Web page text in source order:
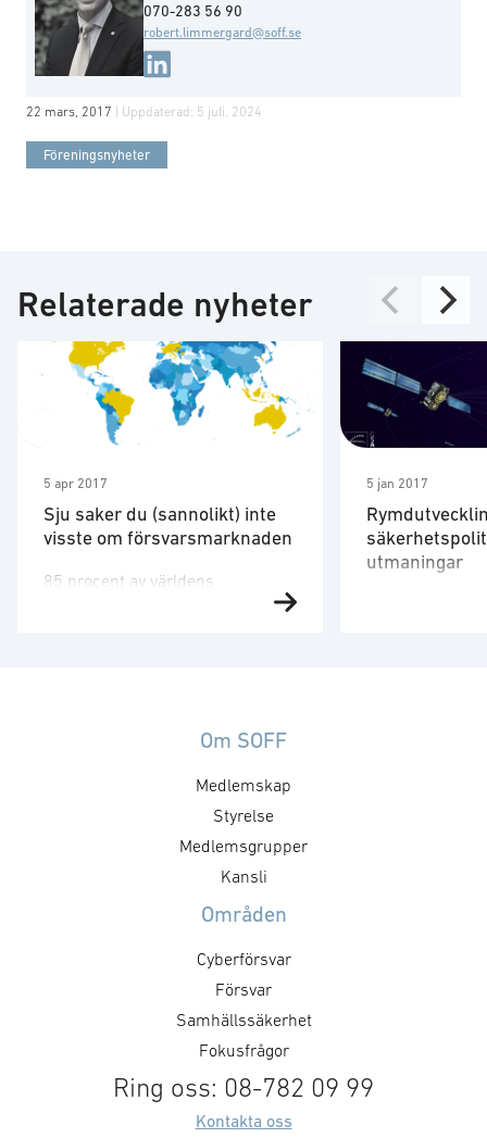
070-283 56 90
robert.limmergard@soff.se
22 mars, 2017 | Uppdaterad: 5 juli, 2024
Föreningsnyheter
Relaterade nyheter
5 apr 2017
Sju saker du (sannolikt) inte
visste om försvarsmarknaden
85 procent av världens
dessa haft utmanas idag på
tillsammans mindre på
försvarsforskning i dollar än Kina
idag. Och Kina är mer effektiva än
ett fragmenterat Europa. Men det
5 jan 2017
utmaningar
Om SOFF
Medlemskap
Styrelse
Medlemsgrupper
Kansli
Områden
Cyberförsvar
Försvar
Samhällssäkerhet
Fokusfrågor
Ring oss: 08-782 09 99
Kontakta oss